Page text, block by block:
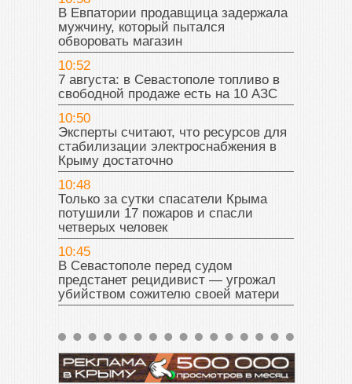
В Евпатории продавщица задержала
мужчину, который пытался
обворовать магазин
10:52
7 августа: в Севастополе топливо в
свободной продаже есть на 10 АЗС
10:50
Эксперты считают, что ресурсов для
стабилизации электроснабжения в
Крыму достаточно
10:48
Только за сутки спасатели Крыма
потушили 17 пожаров и спасли
четверых человек
10:45
В Севастополе перед судом
предстанет рецидивист — угрожал
убийством сожителю своей матери